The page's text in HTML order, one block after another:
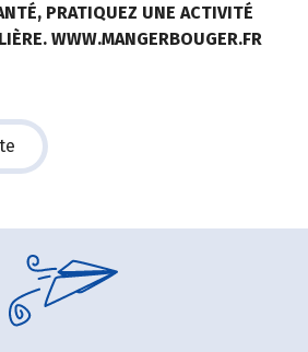
PRATIQUEZ UNE ACTIVITÉ
WWW.MANGERBOUGER.FR